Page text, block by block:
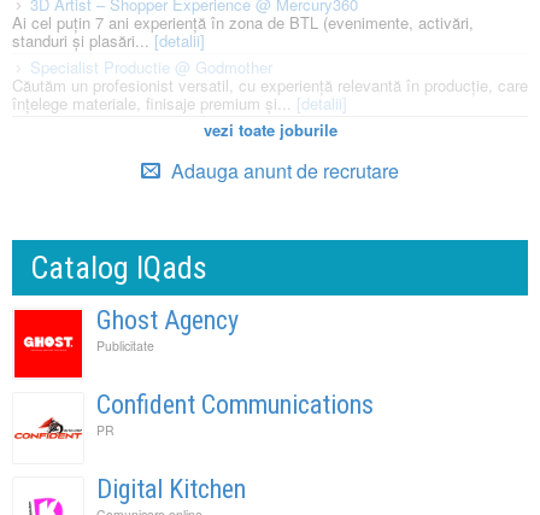
Ai cel puțin 7 ani experiență în zona de BTL (evenimente, activări,
standuri și plasări...[detalii]
Specialist Productie @ Godmother
Căutăm un profesionist versatil, cu experiență relevantă în producție, care
înțelege materiale, finisaje premium și... [detalii]
vezi toate joburile
Adauga anunt de recrutare
Catalog IQads
Ghost Agency
Publicitate
Confident Communications
PR
Digital Kitchen